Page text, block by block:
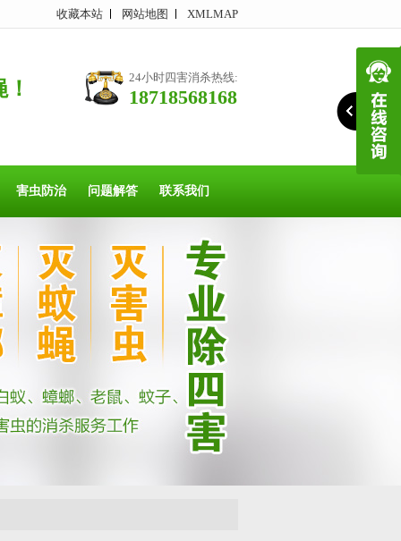
收藏本站 网站地图 XMLMAP
24小时四害消杀热线:
18718568168
害虫防治 问题解答 联系我们